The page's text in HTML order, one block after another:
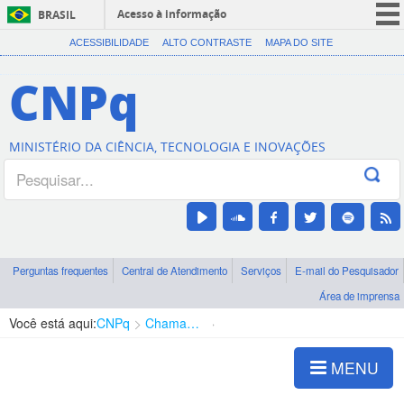
BRASIL
Acesso à informação
CORONAVÍRUS (COVID-19)
Canais
ACESSIBILIDADE ALTO CONTRASTE MAPA DO SITE
CNPq
MINISTÉRIO DA CIÊNCIA, TECNOLOGIA E INOVAÇÕES
Perguntas frequentes Central de Atendimento Serviços
E-mail do Pesquisador
Área de imprensa
Você está aqui:CNPq Chamadas
MENU